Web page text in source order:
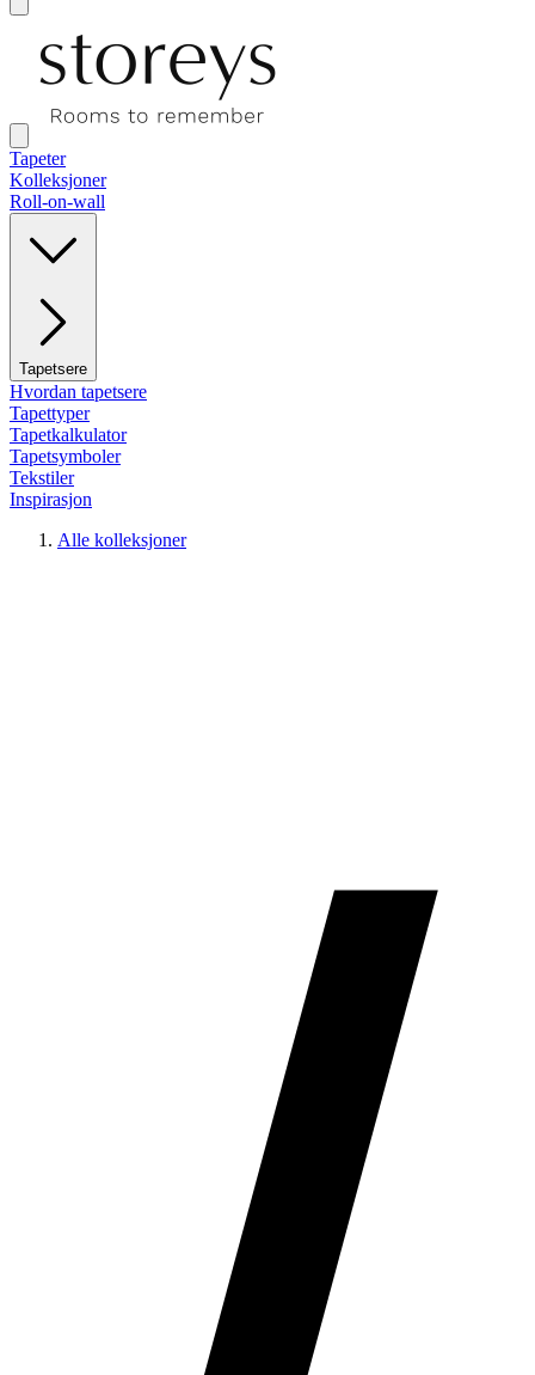
Tapeter
Kolleksjoner
Roll-on-wall
Tapetsere
Hvordan tapetsere
Tapettyper
Tapetkalkulator
Tapetsymboler
Tekstiler
Inspirasjon
Alle kolleksjoner